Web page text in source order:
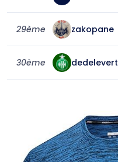
29ème zakopane
30ème dedelevert